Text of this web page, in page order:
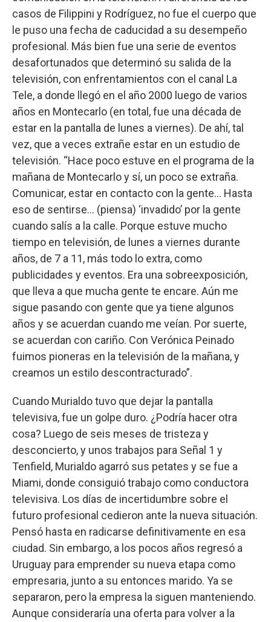
casos de Filippini y Rodríguez, no fue el cuerpo que
le puso una fecha de caducidad a su desempeño
profesional. Más bien fue una serie de eventos
desafortunados que determinó su salida de la
televisión, con enfrentamientos con el canal La
Tele, a donde llegó en el año 2000 luego de varios
años en Montecarlo (en total, fue una década de
estar en la pantalla de lunes a viernes). De ahí, tal
vez, que a veces extrañe estar en un estudio de
televisión. “Hace poco estuve en el programa de la
mañana de Montecarlo y sí, un poco se extraña.
Comunicar, estar en contacto con la gente... Hasta
eso de sentirse... (piensa) ‘invadido’ por la gente
cuando salís a la calle. Porque estuve mucho
tiempo en televisión, de lunes a viernes durante
años, de 7 a 11, más todo lo extra, como
publicidades y eventos. Era una sobreexposición,
que lleva a que mucha gente te encare. Aún me
sigue pasando con gente que ya tiene algunos
años y se acuerdan cuando me veían. Por suerte,
se acuerdan con cariño. Con Verónica Peinado
fuimos pioneras en la televisión de la mañana, y
creamos un estilo descontracturado”.
Cuando Murialdo tuvo que dejar la pantalla
televisiva, fue un golpe duro. ¿Podría hacer otra
cosa? Luego de seis meses de tristeza y
desconcierto, y unos trabajos para Señal 1 y
Tenfield, Murialdo agarró sus petates y se fue a
Miami, donde consiguió trabajo como conductora
televisiva. Los días de incertidumbre sobre el
futuro profesional cedieron ante la nueva situación.
Pensó hasta en radicarse definitivamente en esa
ciudad. Sin embargo, a los pocos años regresó a
Uruguay para emprender su nueva etapa como
empresaria, junto a su entonces marido. Ya se
separaron, pero la empresa la siguen manteniendo.
Aunque consideraría una oferta para volver a la